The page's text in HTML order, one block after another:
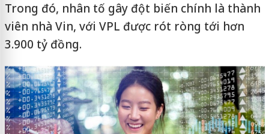
Trong đó, nhân tố gây đột biến chính là thành
viên nhà Vin, với VPL được rót ròng tới hơn
3.900 tỷ đồng.